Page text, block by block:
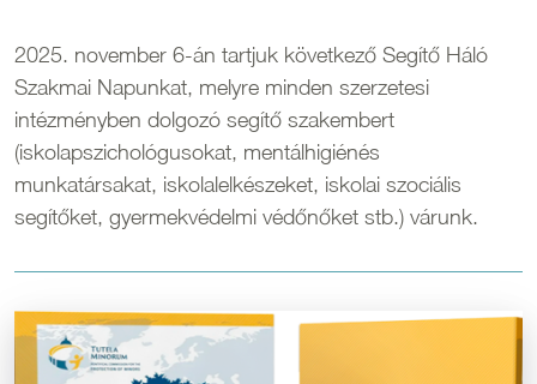
2025. november 6-án tartjuk következő Segítő Háló
Szakmai Napunkat, melyre minden szerzetesi
intézményben dolgozó segítő szakembert
(iskolapszichológusokat, mentálhigiénés
munkatársakat, iskolalelkészeket, iskolai szociális
segítőket, gyermekvédelmi védőnőket stb.) várunk.
Kép